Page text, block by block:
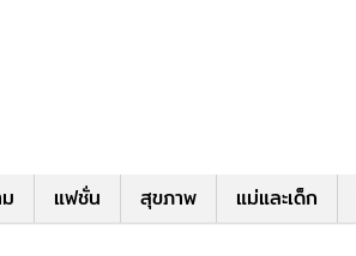
แฟชั่น สุขภาพ แม่และเด็ก